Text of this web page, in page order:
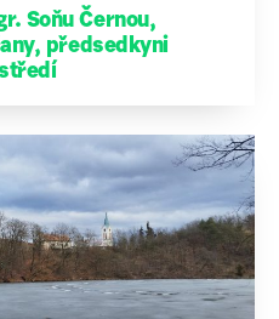
Soňu Černou,
předsedkyni